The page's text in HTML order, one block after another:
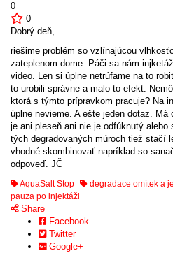
0
0
Dobrý deň,
riešime problém so vzlínajúcou
zateplenom dome. Páči sa nám
video. Len si úplne netrúfame na to
to urobili správne a malo to efekt.
ktorá s týmto prípravkom pracuje? Na
úplne nevieme. A ešte jeden dotaz.
je ani pleseň ani nie je odfúknutý
tých degradovaných múroch tiež stačí
vhodné skombinovať napríklad so
odpoveď. JČ
AquaSalt Stop degradace omítek a
pauza po injektáži
Share
Facebook
Twitter
Google+